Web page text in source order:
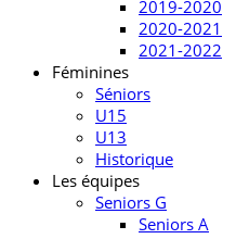
2019-2020
2020-2021
2021-2022
Féminines
Séniors
U15
U13
Historique
Les équipes
Seniors G
Seniors A